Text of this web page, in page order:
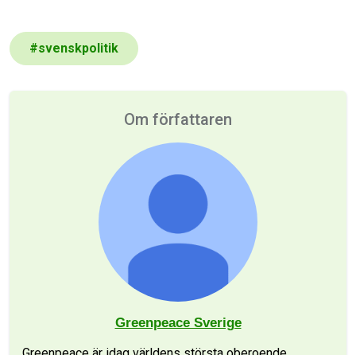
#svenskpolitik
Om författaren
Greenpeace Sverige